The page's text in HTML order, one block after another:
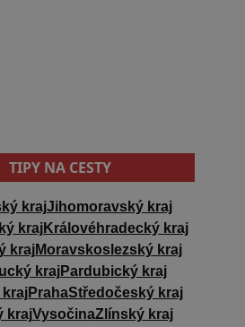
TIPY NA CESTY
krajJihomoravský kraj
krajKrálovéhradecký kraj
krajMoravskoslezský kraj
krajPardubický kraj
krajPrahaStředočeský kraj
krajVysočinaZlínský kraj